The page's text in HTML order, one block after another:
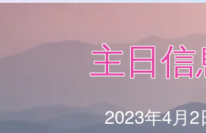
主日信
2023年4月2